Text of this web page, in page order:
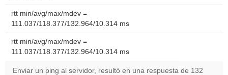
rtt min/avg/max/mdev =
111.037/118.377/132.964/10.314 ms
rtt min/avg/max/mdev =
111.037/118.377/132.964/10.314 ms
Enviar un ping al servidor, resultó en una respuesta de 132